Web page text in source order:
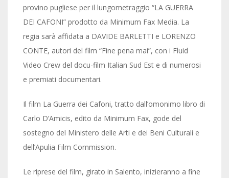
provino pugliese per il lungometraggio “LA GUERRA
DEI CAFONI” prodotto da Minimum Fax Media. La
regia sarà affidata a DAVIDE BARLETTI e LORENZO
CONTE, autori del film “Fine pena mai”, con i Fluid
Video Crew del docu-film Italian Sud Est e di numerosi
e premiati documentari.
Il film La Guerra dei Cafoni, tratto dall’omonimo libro di
Carlo D’Amicis, edito da Minimum Fax, gode del
sostegno del Ministero delle Arti e dei Beni Culturali e
dell’Apulia Film Commission.
Le riprese del film, girato in Salento, inizieranno a fine